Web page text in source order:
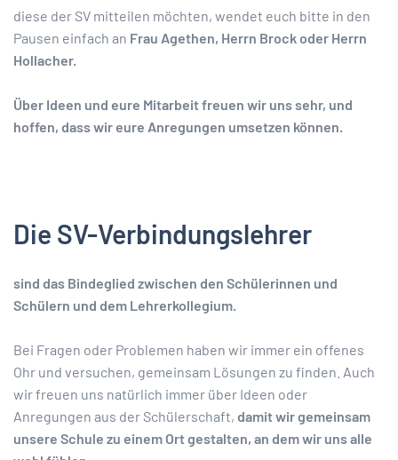
diese der SV mitteilen möchten, wendet euch bitte in den
Pausen einfach an Frau Agethen, Herrn Brock oder Herrn
Hollacher.
Über Ideen und eure Mitarbeit freuen wir uns sehr, und
hoffen, dass wir eure Anregungen umsetzen können.
Die SV-Verbindungslehrer
sind das Bindeglied zwischen den Schülerinnen und
Schülern und dem Lehrerkollegium.
Bei Fragen oder Problemen haben wir immer ein offenes
Ohr und versuchen, gemeinsam Lösungen zu finden. Auch
wir freuen uns natürlich immer über Ideen oder
Anregungen aus der Schülerschaft, damit wir gemeinsam
unsere Schule zu einem Ort gestalten, an dem wir uns alle